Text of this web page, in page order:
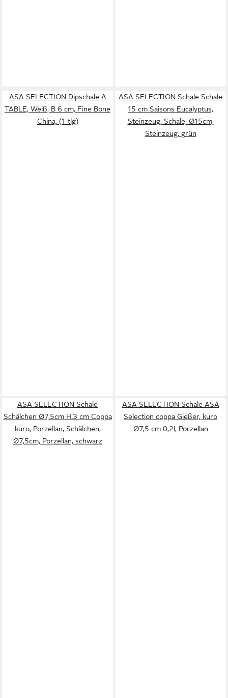
ASA SELECTION Dipschale A
TABLE, Weiß, B 6 cm, Fine Bone
China, (1-tlg)
ASA SELECTION Schale Schale
15 cm Saisons Eucalyptus,
Steinzeug, Schale, Ø15cm,
Steinzeug, grün
ASA SELECTION Schale
Schälchen Ø7,5cm H.3 cm Coppa
kuro, Porzellan, Schälchen,
Ø7,5cm, Porzellan, schwarz
ASA SELECTION Schale ASA
Selection coppa Gießer, kuro
Ø7,5 cm 0,2l, Porzellan